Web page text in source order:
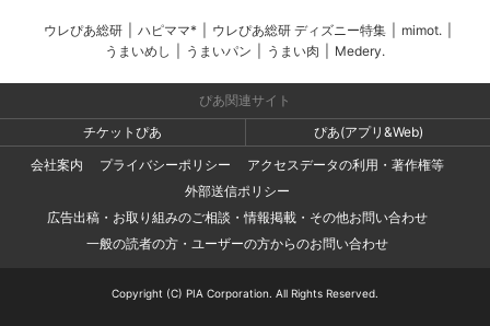
ウレぴあ総研 ハピママ* ウレぴあ総研 ディズニー特集 mimot.
うまいめし
うまいパン うまい肉 Medery.
ぴあ関連サイト
チケットぴあ
ぴあ(アプリ&Web)
会社案内
プライバシーポリシー
アクセスデータの利用・著作権等
外部送信ポリシー
広告出稿・お取り組みのご相談・情報掲載・その他お問い合わせ
一般の読者の方・ユーザーの方からのお問い合わせ
Copyright (C) PIA Corporation. All Rights Reserved.